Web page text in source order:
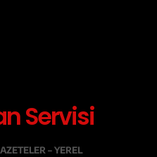
Servisi
– YEREL